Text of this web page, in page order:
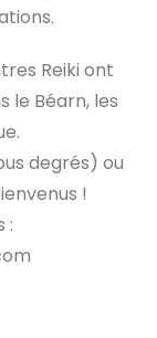
Reiki ont
le Béarn, les
degrés) ou
!
: